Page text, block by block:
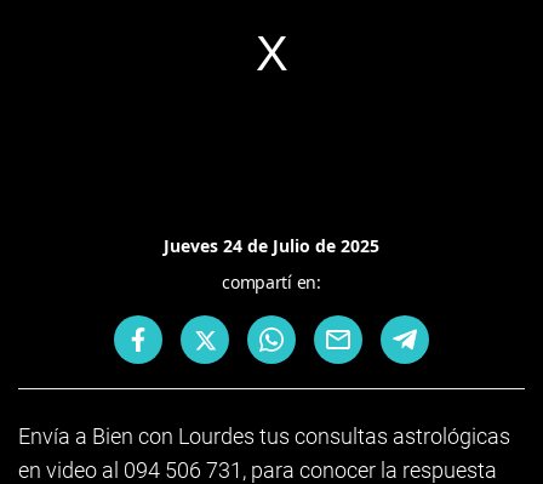
Jueves 24 de Julio de 2025
compartí en:
Envía a Bien con Lourdes tus consultas astrológicas
en video al 094 506 731, para conocer la respuesta